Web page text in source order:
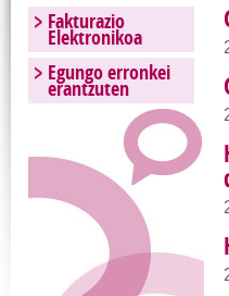
Fakturazio
Elektronikoa
Egungo erronkei
erantzuten